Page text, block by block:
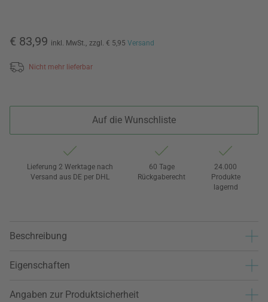
€ 83,99 inkl. MwSt., zzgl. € 5,95 Versand
Nicht mehr lieferbar
Auf die Wunschliste
Lieferung 2 Werktage nach
Versand aus DE per DHL
60 Tage
Rückgaberecht
24.000
Produkte
lagernd
Beschreibung
Eigenschaften
Angaben zur Produktsicherheit